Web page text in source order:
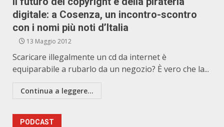
digitale: a Cosenza, un incontro-scontro
con i nomi più noti d’Italia
13 Maggio 2012
Scaricare illegalmente un cd da internet è
equiparabile a rubarlo da un negozio? È vero che la...
Continua a leggere...
PODCAST